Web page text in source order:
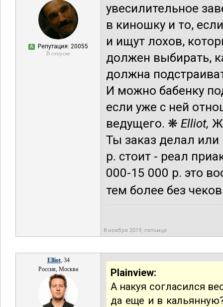
А Репутация: 20055
В отпуске
увесилительное
в киношку и то,
и ищут лохов,
должен выбирать,
должна
И можно бабенку
если уже с ней
ведущего. ❋ Elliot,
Ты заказ делал
р. стоит - реал
000-15 000 р. это
тем более без
8 ноября 2019, пятница
Elliot, 34
Россия, Москва
Plainview:
А накуя согласился
да еще и в